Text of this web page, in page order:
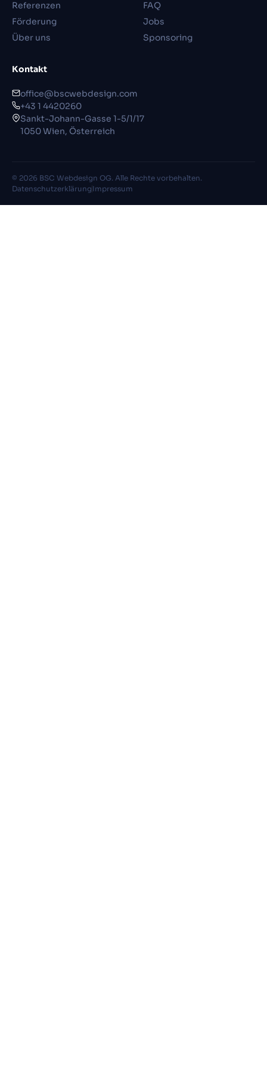
Referenzen
Förderung
Über uns
FAQ
Jobs
Sponsoring
Kontakt
office@bscwebdesign.com
+43 1 4420260
Sankt-Johann-Gasse 1-5/1/17
1050 Wien, Österreich
© 2026 BSC Webdesign OG. Alle Rechte vorbehalten.
Datenschutzerklärung Impressum